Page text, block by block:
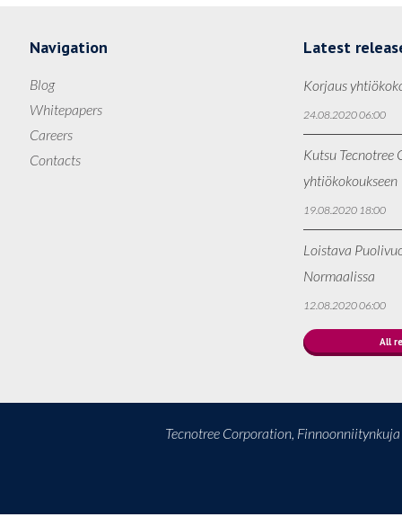
Navigation
Blog
Whitepapers
Careers
Contacts
Latest
Korjaus
24.08.2020 06:00
Kutsu Tecnotree
yhtiökokoukseen
19.08.2020 18:00
Loistava
Normaalissa
12.08.2020 06:00
All
Tecnotree Corporation,